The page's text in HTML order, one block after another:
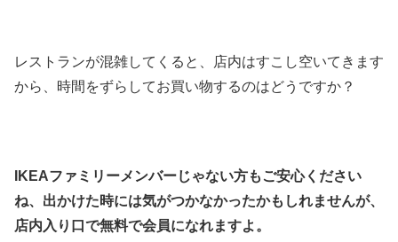
レストランが混雑してくると、店内はすこし空いてきます
から、時間をずらしてお買い物するのはどうですか？
IKEAファミリーメンバーじゃない方もご安心ください
ね、出かけた時には気がつかなかったかもしれませんが、
店内入り口で無料で会員になれますよ。